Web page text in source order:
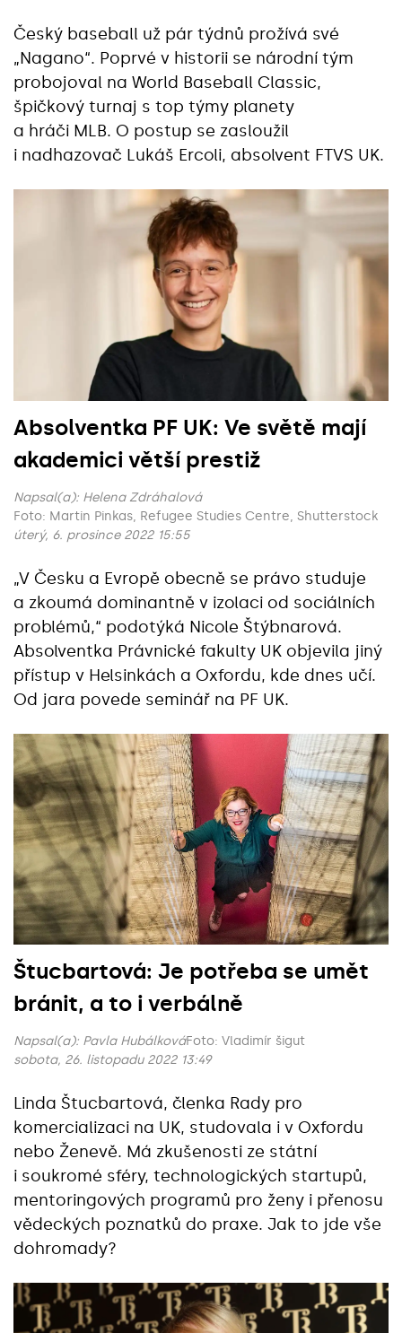
Český baseball už pár týdnů prožívá své
„Nagano“. Poprvé v historii se národní tým
probojoval na World Baseball Classic,
špičkový turnaj s top týmy planety
a hráči MLB. O postup se zasloužil
i nadhazovač Lukáš Ercoli, absolvent FTVS UK.
Absolventka PF UK: Ve světě mají
akademici větší prestiž
Napsal(a): Helena Zdráhalová
Foto: Martin Pinkas, Refugee Studies Centre, Shutterstock
úterý, 6. prosince 2022 15:55
„V Česku a Evropě obecně se právo studuje
a zkoumá dominantně v izolaci od sociálních
problémů,“ podotýká Nicole Štýbnarová.
Absolventka Právnické fakulty UK objevila jiný
přístup v Helsinkách a Oxfordu, kde dnes učí.
Od jara povede seminář na PF UK.
Štucbartová: Je potřeba se umět
bránit, a to i verbálně
Napsal(a): Pavla HubálkováFoto: Vladimír šigut
sobota, 26. listopadu 2022 13:49
Linda Štucbartová, členka Rady pro
komercializaci na UK, studovala i v Oxfordu
nebo Ženevě. Má zkušenosti ze státní
i soukromé sféry, technologických startupů,
mentoringových programů pro ženy i přenosu
vědeckých poznatků do praxe. Jak to jde vše
dohromady?